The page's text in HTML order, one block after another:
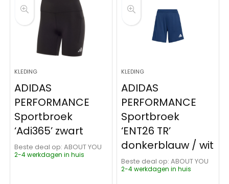
KLEDING
ADIDAS
PERFORMANCE
Sportbroek
‘Adi365’ zwart
Beste deal op:
ABOUT YOU
2-4 werkdagen in huis
KLEDING
ADIDAS
PERFORMANCE
Sportbroek
‘ENT26 TR’
donkerblauw / wit
Beste deal op:
ABOUT YOU
2-4 werkdagen in huis